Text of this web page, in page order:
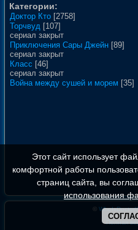
Категории:
Доктор Кто [2758]
Торчвуд [107]
сериал закрыт
Приключения Сары Джейн [89]
сериал закрыт
Класс [46]
сериал закрыт
Война между сушей и морем [35]
©
Этот сайт использует
комфортной работы
страниц сайта, вы
использования